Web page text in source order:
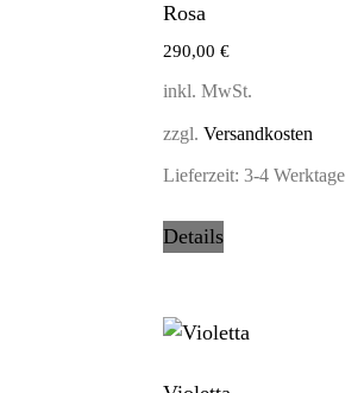
Rosa
290,00 €
inkl. MwSt.
zzgl. Versandkosten
Lieferzeit: 3-4 Werktage
Details